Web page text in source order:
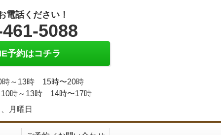
電話ください！
5088
予約はコチラ
時～13時 15時〜20時
10時～13時 14時〜17時
月曜日